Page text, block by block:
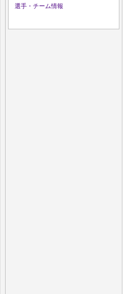
選手・チーム情報